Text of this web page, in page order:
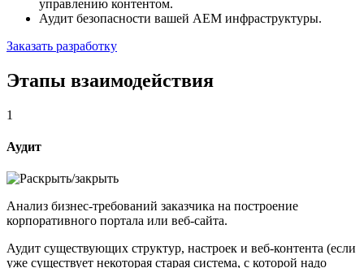
управлению контентом.
Аудит безопасности вашей AEM инфраструктуры.
Заказать разработку
Этапы взаимодействия
1
Аудит
Анализ бизнес-требований заказчика на построение
корпоративного портала или веб-сайта.
Аудит существующих структур, настроек и веб-контента (если
уже существует некоторая старая система, с которой надо